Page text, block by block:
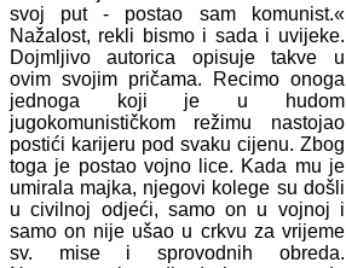
svoj put - postao sam komunist.«
Nažalost, rekli bismo i sada i uvijeke.
Dojmljivo autorica opisuje takve u
ovim svojim pričama. Recimo onoga
jednoga koji je u hudom
jugokomunističkom režimu nastojao
postići karijeru pod svaku cijenu. Zbog
toga je postao vojno lice. Kada mu je
umirala majka, njegovi kolege su došli
u civilnoj odjeći, samo on u vojnoj i
samo on nije ušao u crkvu za vrijeme
sv. mise i sprovodnih obreda.